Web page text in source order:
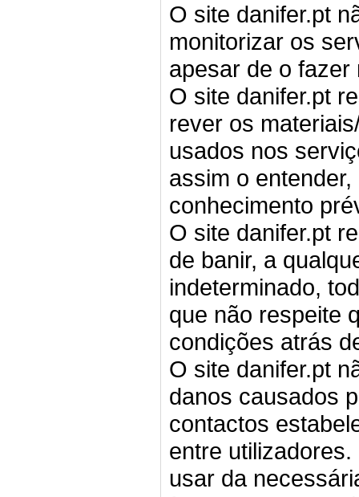
O site danifer.pt
monitorizar os
apesar de o fazer
O site danifer.pt
rever os
usados nos
assim o
conhecimento
O site danifer.pt
de banir, a
indeterminado,
que não respeite
condições atrás
O site danifer.pt
danos causados
contactos
entre
usar da